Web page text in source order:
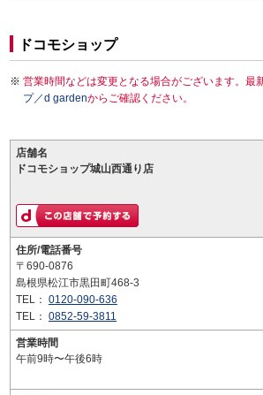
ドコモショップ
営業時間などは変更となる場合がございます。最
プ／d gardenからご確認ください。
店舗名
ドコモショップ城山西通り店
住所/電話番号
〒690-0876
島根県松江市黒田町468-3
TEL： 0120-090-636
TEL： 0852-59-3811
営業時間
午前9時〜午後6時